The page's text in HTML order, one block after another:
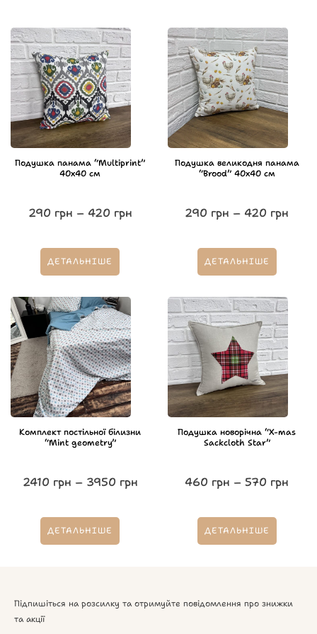
Подушка панама “Multiprint”
40х40 см
290 грн – 420 грн
ДЕТАЛЬНІШЕ
Подушка великодня панама
“Brood” 40х40 см
290 грн – 420 грн
ДЕТАЛЬНІШЕ
Комплект постільної білизни
“Mint geometry”
2410 грн – 3950 грн
ДЕТАЛЬНІШЕ
Подушка новорічна “X-mas
Sackcloth Star”
460 грн – 570 грн
ДЕТАЛЬНІШЕ
Підпишіться на розсилку та отримуйте повідомлення про знижки
та акції